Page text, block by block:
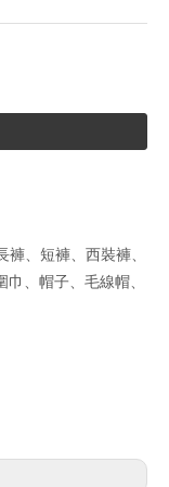
、短褲、西裝褲、
、帽子、毛線帽、